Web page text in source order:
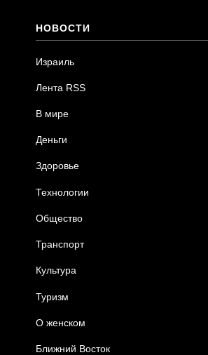
НОВОСТИ
Израиль
Лента RSS
В мире
Деньги
Здоровье
Технологии
Общество
Транспорт
Культура
Туризм
О женском
Ближний Восток